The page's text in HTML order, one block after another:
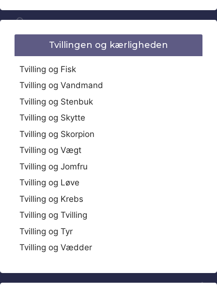
Tvillingen og kærligheden
Tvilling og Fisk
Tvilling og Vandmand
Tvilling og Stenbuk
Tvilling og Skytte
Tvilling og Skorpion
Tvilling og Vægt
Tvilling og Jomfru
Tvilling og Løve
Tvilling og Krebs
Tvilling og Tvilling
Tvilling og Tyr
Tvilling og Vædder